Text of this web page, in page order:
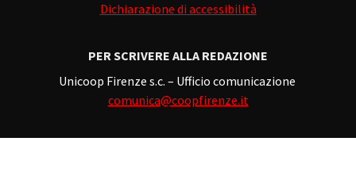
Dichiarazione di accessibilità
PER SCRIVERE ALLA REDAZIONE
Unicoop Firenze s.c. – Ufficio comunicazione
comunica@coopfirenze.it